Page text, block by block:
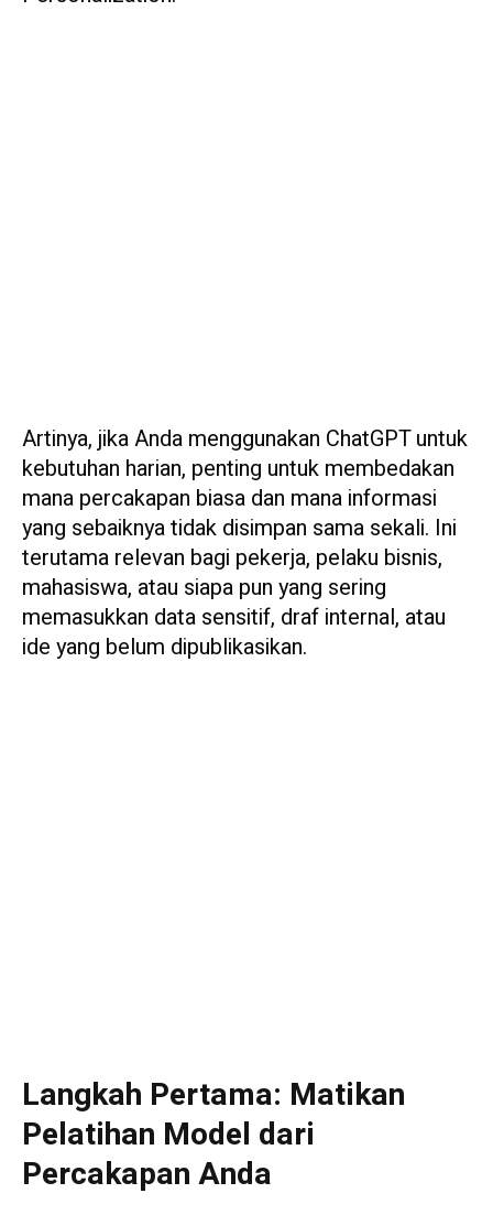
Artinya, jika Anda menggunakan ChatGPT untuk
kebutuhan harian, penting untuk membedakan
mana percakapan biasa dan mana informasi
yang sebaiknya tidak disimpan sama sekali. Ini
terutama relevan bagi pekerja, pelaku bisnis,
mahasiswa, atau siapa pun yang sering
memasukkan data sensitif, draf internal, atau
ide yang belum dipublikasikan.
Langkah Pertama: Matikan
Pelatihan Model dari
Percakapan Anda